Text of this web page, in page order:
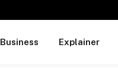
Business Explainer